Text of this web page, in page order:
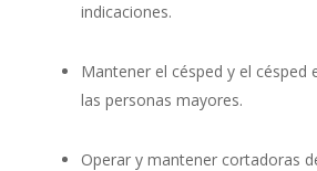
indicaciones.
Mantener el césped y el césped
las personas mayores.
Operar y mantener cortadoras